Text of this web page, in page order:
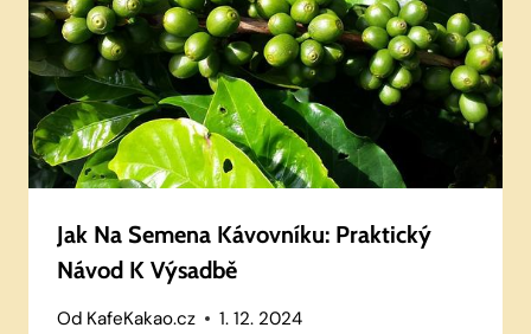
Jak Na Semena Kávovníku: Praktický
Návod K Výsadbě
Od KafeKakao.cz 1. 12. 2024